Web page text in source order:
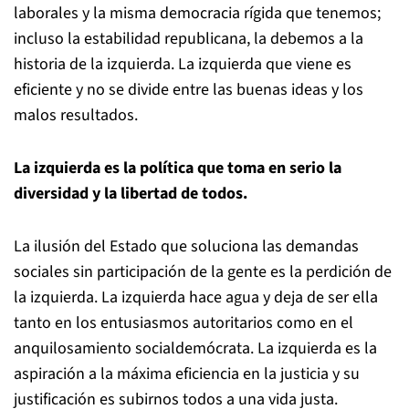
laborales y la misma democracia rígida que tenemos;
incluso la estabilidad republicana, la debemos a la
historia de la izquierda. La izquierda que viene es
eficiente y no se divide entre las buenas ideas y los
malos resultados.
La izquierda es la política que toma en serio la
diversidad y la libertad de todos.
La ilusión del Estado que soluciona las demandas
sociales sin participación de la gente es la perdición de
la izquierda. La izquierda hace agua y deja de ser ella
tanto en los entusiasmos autoritarios como en el
anquilosamiento socialdemócrata. La izquierda es la
aspiración a la máxima eficiencia en la justicia y su
justificación es subirnos todos a una vida justa.